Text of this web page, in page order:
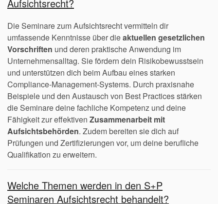
Aufsichtsrecht?
Die Seminare zum Aufsichtsrecht vermitteln dir
umfassende Kenntnisse über dieaktuellen gesetzlichen
Vorschriften und deren praktische Anwendung im
Unternehmensalltag. Sie fördern dein Risikobewusstsein
und unterstützen dich beim Aufbau eines starken
Compliance-Management-Systems. Durch praxisnahe
Beispiele und den Austausch von Best Practices stärken
die Seminare deine fachliche Kompetenz und deine
Fähigkeit zur effektiven Zusammenarbeit mit
Aufsichtsbehörden. Zudem bereiten sie dich auf
Prüfungen und Zertifizierungen vor, um deine berufliche
Qualifikation zu erweitern.
Welche Themen werden in den S+P
Seminaren Aufsichtsrecht behandelt?